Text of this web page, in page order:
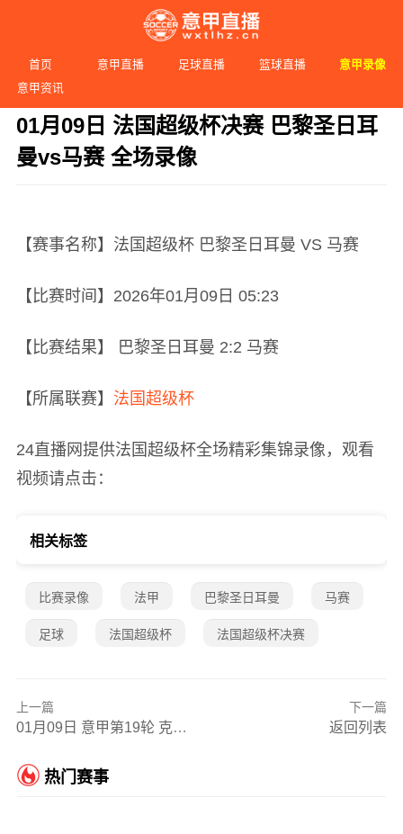
首页 意甲直播 足球直播 篮球直播
意甲录像
意甲资讯
01月09日 法国超级杯决赛 巴黎圣日耳
曼vs马赛 全场录像
【赛事名称】法国超级杯 巴黎圣日耳曼 VS 马赛
【比赛时间】2026年01月09日 05:23
【比赛结果】 巴黎圣日耳曼 2:2 马赛
【所属联赛】 法国超级杯
24直播网提供法国超级杯全场精彩集锦录像，观看
视频请点击：
相关标签
比赛录像 法甲 巴黎圣日耳曼 马赛
足球 法国超级杯 法国超级杯决赛
上一篇
01月09日 意甲第19轮 克雷莫内塞vs卡利亚里 全场录像
下一篇
返回列表
热门赛事